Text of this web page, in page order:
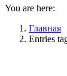
You are here:
Главная
Entries